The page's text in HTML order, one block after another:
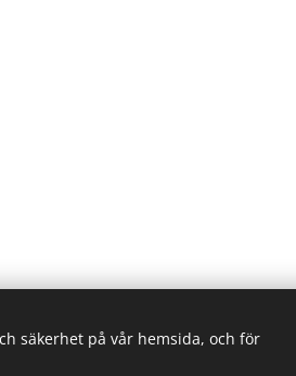
säkerhet på vår hemsida, och för